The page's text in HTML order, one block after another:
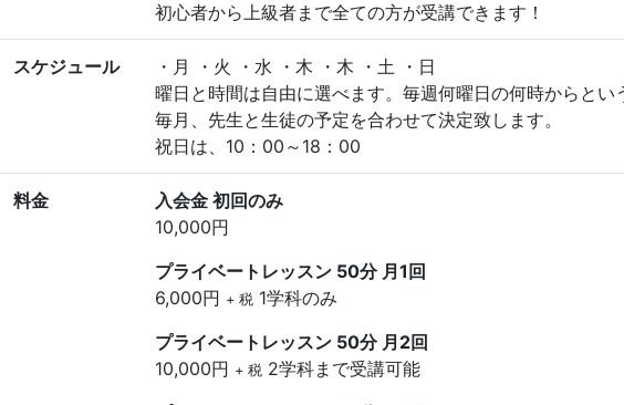
初心者から上級者まで全ての方が受講できます！
スケジュール
・月 ・火 ・水 ・木 ・木 ・土 ・日
曜日と時間は自由に選べます。毎週何曜日の何時からと
毎月、先生と生徒の予定を合わせて決定致します。
祝日は、10：00～18：00
料金
入会金 初回のみ
10,000円
プライベートレッスン 50分 月1回
6,000円 + 税 1学科のみ
プライベートレッスン 50分 月2回
10,000円 + 税 2学科まで受講可能